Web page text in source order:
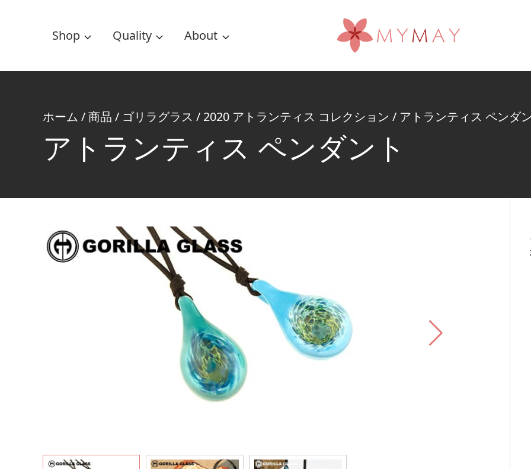
Shop Quality About
ホーム /商品 / ゴリラグラス / 2020 アトランティス コレクション / アトランティス ペンダ
アトランティス ペンダント